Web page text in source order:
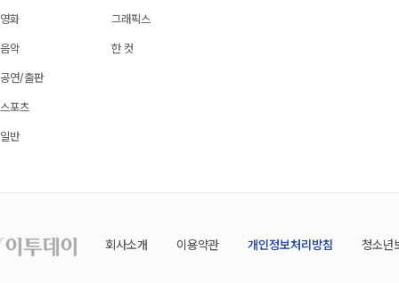
영화
음악
공연/출판
스포츠
일반
그래픽스
한 컷
회사소개 이용약관 개인정보처리방침 청소년